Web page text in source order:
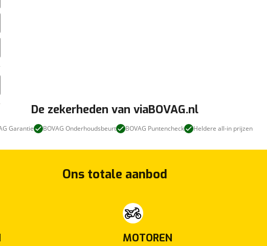
De zekerheden van viaBOVAG.nl
Garantie BOVAG Onderhoudsbeurt BOVAG Puntencheck Heldere all-in prijzen
Ons totale aanbod
MOTOREN